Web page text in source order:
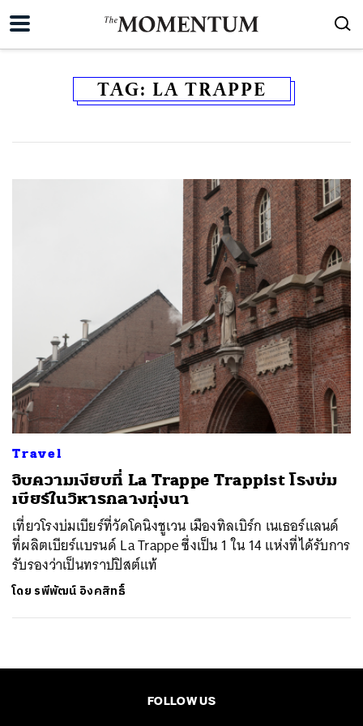
TAG: LA TRAPPE
Travel
จิบความเงียบที่ La Trappe Trappist โรงบ่ม
เบียร์ในวิหารกลางทุ่งนา
เที่ยวโรงบ่มเบียร์ที่วัดโคนิงชูเวน เมืองทิลเบิร์ก เนเธอร์แลนด์
ที่ผลิตเบียร์แบรนด์ La Trappe ซึ่งเป็น 1 ใน 14 แห่งที่ได้รับการ
รับรองว่าเป็นทราปปิสต์แท้
โดย รพีพัฒน์ อิงคสิทธิ์
FOLLOW US
ค้นหา
SHARE TWEET LINE EMAIL